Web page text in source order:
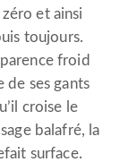
et ainsi
toujours.
froid
de ses gants
croise le
balafré, la
surface.